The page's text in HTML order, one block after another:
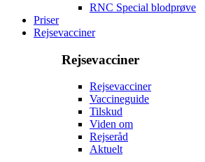
RNC Special blodprøve
Priser
Rejsevacciner
Rejsevacciner
Rejsevacciner
Vaccineguide
Tilskud
Viden om
Rejseråd
Aktuelt